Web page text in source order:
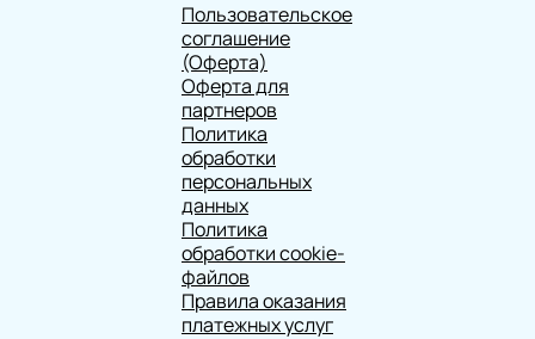
Пользовательское
соглашение
(Оферта)
Оферта для
партнеров
Политика
обработки
персональных
данных
Политика
обработки cookie-
файлов
Правила оказания
платежных услуг